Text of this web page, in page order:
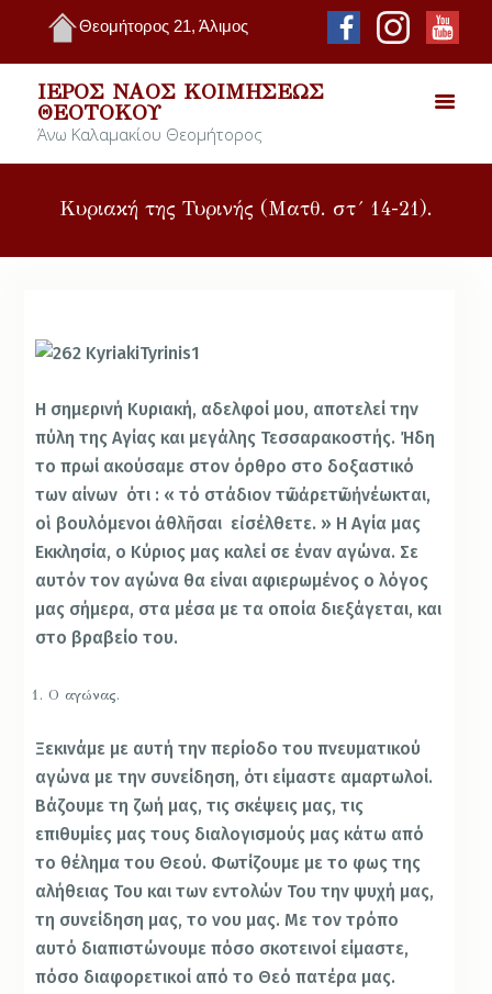
Θεομήτορος 21, Άλιμος
ΙΕΡΌΣ ΝΑΌΣ ΚΟΙΜΉΣΕΩΣ
ΘΕΟΤΌΚΟΥ
Άνω Καλαμακίου Θεομήτορος
Κυριακή της Τυρινής (Ματθ. στ´ 14-21).
Η σημερινή Κυριακή, αδελφοί μου, αποτελεί την
πύλη της Αγίας και μεγάλης Τεσσαρακοστής. Ήδη
το πρωί ακούσαμε στον όρθρο στο δοξαστικό
των αίνων ότι : « τό στάδιον τῶν ἀρετῶν ἠνέωκται,
οἱ βουλόμενοι ἀθλῆσαι εἰσέλθετε. » Η Αγία μας
Εκκλησία, ο Κύριος μας καλεί σε έναν αγώνα. Σε
αυτόν τον αγώνα θα είναι αφιερωμένος ο λόγος
μας σήμερα, στα μέσα με τα οποία διεξάγεται, και
στο βραβείο του.
Ο αγώνας.
Ξεκινάμε με αυτή την περίοδο του πνευματικού
αγώνα με την συνείδηση, ότι είμαστε αμαρτωλοί.
Βάζουμε τη ζωή μας, τις σκέψεις μας, τις
επιθυμίες μας τους διαλογισμούς μας κάτω από
το θέλημα του Θεού. Φωτίζουμε με το φως της
αλήθειας Του και των εντολών Του την ψυχή μας,
τη συνείδηση μας, το νου μας. Με τον τρόπο
αυτό διαπιστώνουμε πόσο σκοτεινοί είμαστε,
πόσο διαφορετικοί από το Θεό πατέρα μας.